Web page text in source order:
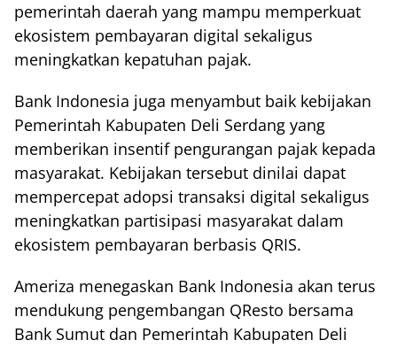
pemerintah daerah yang mampu memperkuat
ekosistem pembayaran digital sekaligus
meningkatkan kepatuhan pajak.
Bank Indonesia juga menyambut baik kebijakan
Pemerintah Kabupaten Deli Serdang yang
memberikan insentif pengurangan pajak kepada
masyarakat. Kebijakan tersebut dinilai dapat
mempercepat adopsi transaksi digital sekaligus
meningkatkan partisipasi masyarakat dalam
ekosistem pembayaran berbasis QRIS.
Ameriza menegaskan Bank Indonesia akan terus
mendukung pengembangan QResto bersama
Bank Sumut dan Pemerintah Kabupaten Deli